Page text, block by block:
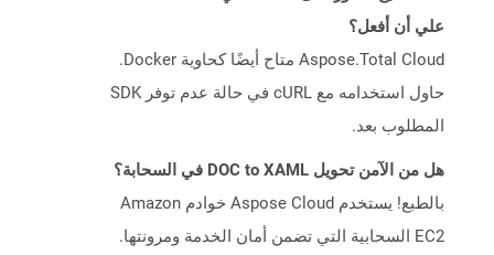
علي أن أفعل؟
Aspose.Total Cloud متاح أيضًا كحاوية Docker.
حاول استخدامه مع cURL في حالة عدم توفر SDK
المطلوب بعد.
هل من الآمن تحويل DOC to XAML في السحابة؟
بالطبع! يستخدم Aspose Cloud خوادم Amazon
EC2 السحابية التي تضمن أمان الخدمة ومرونتها.